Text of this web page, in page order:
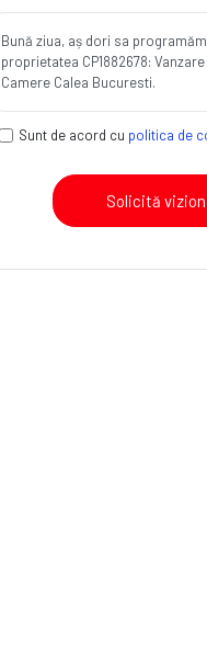
Sunt de acord cu politica de
Solicită